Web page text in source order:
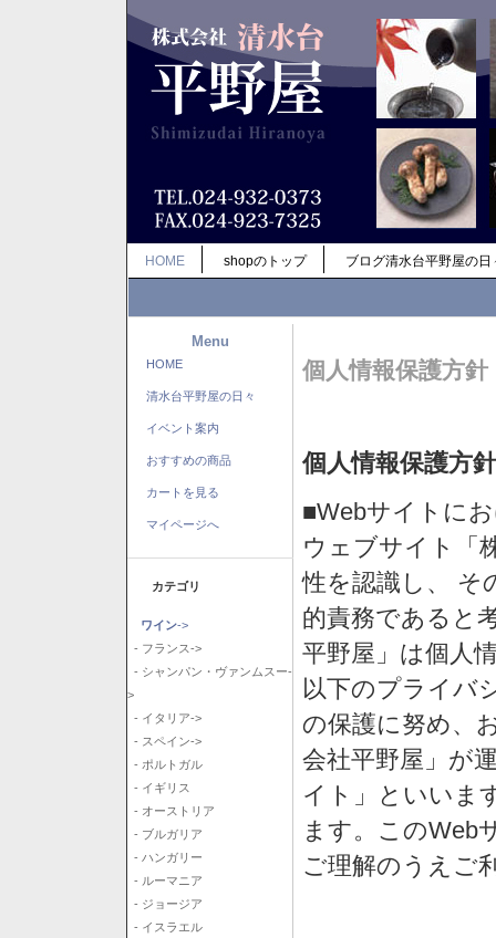
HOME shopのトップ ブログ清水台平野屋の日
Menu
HOME
清水台平野屋の日々
イベント案内
おすすめの商品
カートを見る
マイページへ
カテゴリ
ワイン->
- フランス->
- シャンパン・ヴァンムスー-
>
- イタリア->
- スペイン->
- ポルトガル
- イギリス
- オーストリア
- ブルガリア
- ハンガリー
- ルーマニア
- ジョージア
- イスラエル
個人情報保護方針
個人情報保護方針
■Webサイトに
ウェブサイト「
性を認識し、 そ
的責務であると
平野屋」は個人
以下のプライバ
の保護に努め、
会社平野屋」が
イト」といいま
ます。このWeb
ご理解のうえご